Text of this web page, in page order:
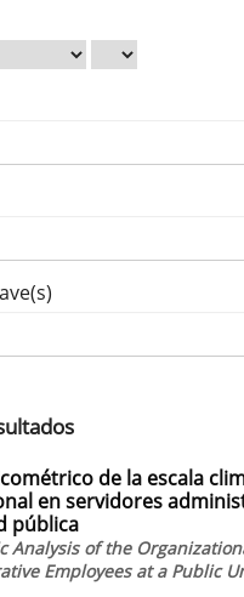
de la escala
en servidores
pública
Analysis of the
Employees at a Public